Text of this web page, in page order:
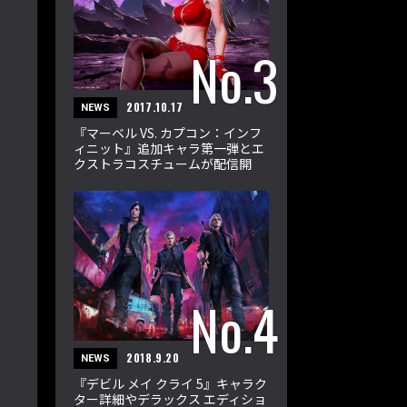
NEWS 2017.10.17
『マーベル VS. カプコン：インフ
ィニット』追加キャラ第一弾とエ
クストラコスチュームが配信開
NEWS 2018.9.20
『デビル メイ クライ 5』キャラク
ター詳細やデラックス エディショ